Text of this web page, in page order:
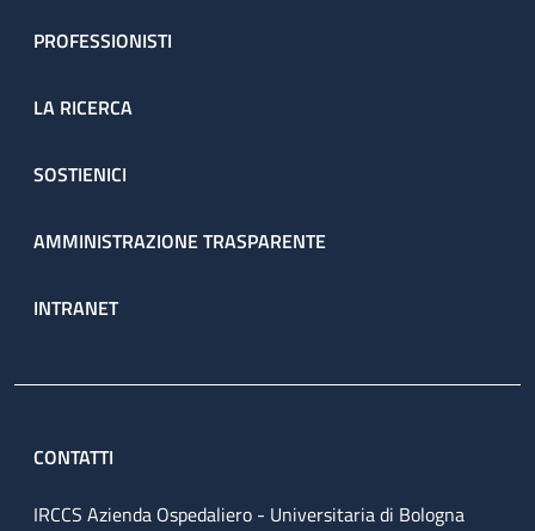
PROFESSIONISTI
LA RICERCA
SOSTIENICI
AMMINISTRAZIONE TRASPARENTE
INTRANET
CONTATTI
IRCCS Azienda Ospedaliero - Universitaria di Bologna